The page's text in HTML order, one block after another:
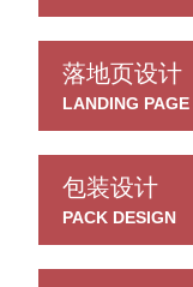
落地页设计
LANDING
包装设计
PACK DESIGN